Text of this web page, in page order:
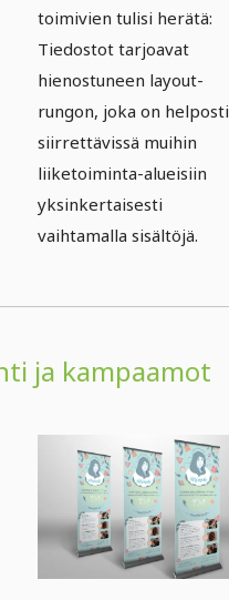
toimivien tulisi herätä:
Tiedostot tarjoavat
hienostuneen layout-
rungon, joka on helposti
siirrettävissä muihin
liiketoiminta-alueisiin
yksinkertaisesti
vaihtamalla sisältöjä.
ja kampaamot